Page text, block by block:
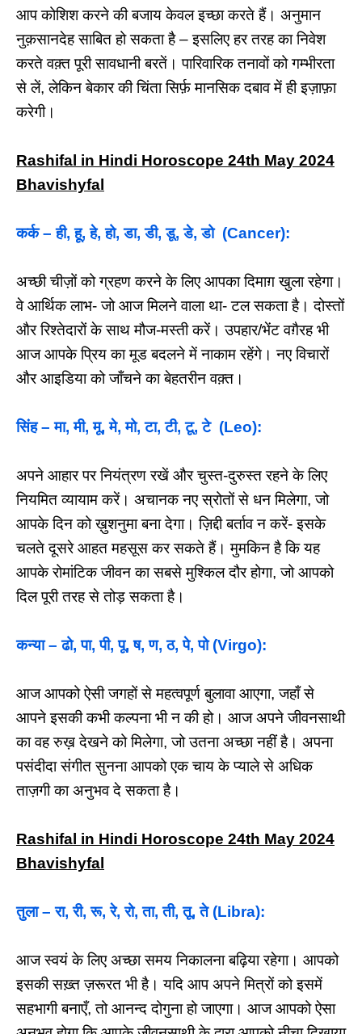
आप कोशिश करने की बजाय केवल इच्छा करते हैं। अनुमान
नुक़सानदेह साबित हो सकता है – इसलिए हर तरह का निवेश
करते वक़्त पूरी सावधानी बरतें। पारिवारिक तनावों को गम्भीरता
से लें, लेकिन बेकार की चिंता सिर्फ़ मानसिक दबाव में ही इज़ाफ़ा
करेगी।
Rashifal in Hindi Horoscope 24th May 2024
Bhavishyfal
कर्क – ही, हू, हे, हो, डा, डी, डू, डे, डो (Cancer):
अच्छी चीज़ों को ग्रहण करने के लिए आपका दिमाग़ खुला रहेगा।
वे आर्थिक लाभ- जो आज मिलने वाला था- टल सकता है। दोस्तों
और रिश्तेदारों के साथ मौज-मस्ती करें। उपहार/भेंट वग़ैरह भी
आज आपके प्रिय का मूड बदलने में नाकाम रहेंगे। नए विचारों
और आइडिया को जाँचने का बेहतरीन वक़्त।
सिंह – मा, मी, मू, मे, मो, टा, टी, टू, टे (Leo):
अपने आहार पर नियंत्रण रखें और चुस्त-दुरुस्त रहने के लिए
नियमित व्यायाम करें। अचानक नए स्रोतों से धन मिलेगा, जो
आपके दिन को ख़ुशनुमा बना देगा। ज़िद्दी बर्ताव न करें- इसके
चलते दूसरे आहत महसूस कर सकते हैं। मुमकिन है कि यह
आपके रोमांटिक जीवन का सबसे मुश्किल दौर होगा, जो आपको
दिल पूरी तरह से तोड़ सकता है।
कन्या – ढो, पा, पी, पू, ष, ण, ठ, पे, पो (Virgo):
आज आपको ऐसी जगहों से महत्वपूर्ण बुलावा आएगा, जहाँ से
आपने इसकी कभी कल्पना भी न की हो। आज अपने जीवनसाथी
का वह रुख़ देखने को मिलेगा, जो उतना अच्छा नहीं है। अपना
पसंदीदा संगीत सुनना आपको एक चाय के प्याले से अधिक
ताज़गी का अनुभव दे सकता है।
Rashifal in Hindi Horoscope 24th May 2024
Bhavishyfal
तुला – रा, री, रू, रे, रो, ता, ती, तू, ते (Libra):
आज स्वयं के लिए अच्छा समय निकालना बढ़िया रहेगा। आपको
इसकी सख़्त ज़रूरत भी है। यदि आप अपने मित्रों को इसमें
सहभागी बनाएँ, तो आनन्द दोगुना हो जाएगा। आज आपको ऐसा